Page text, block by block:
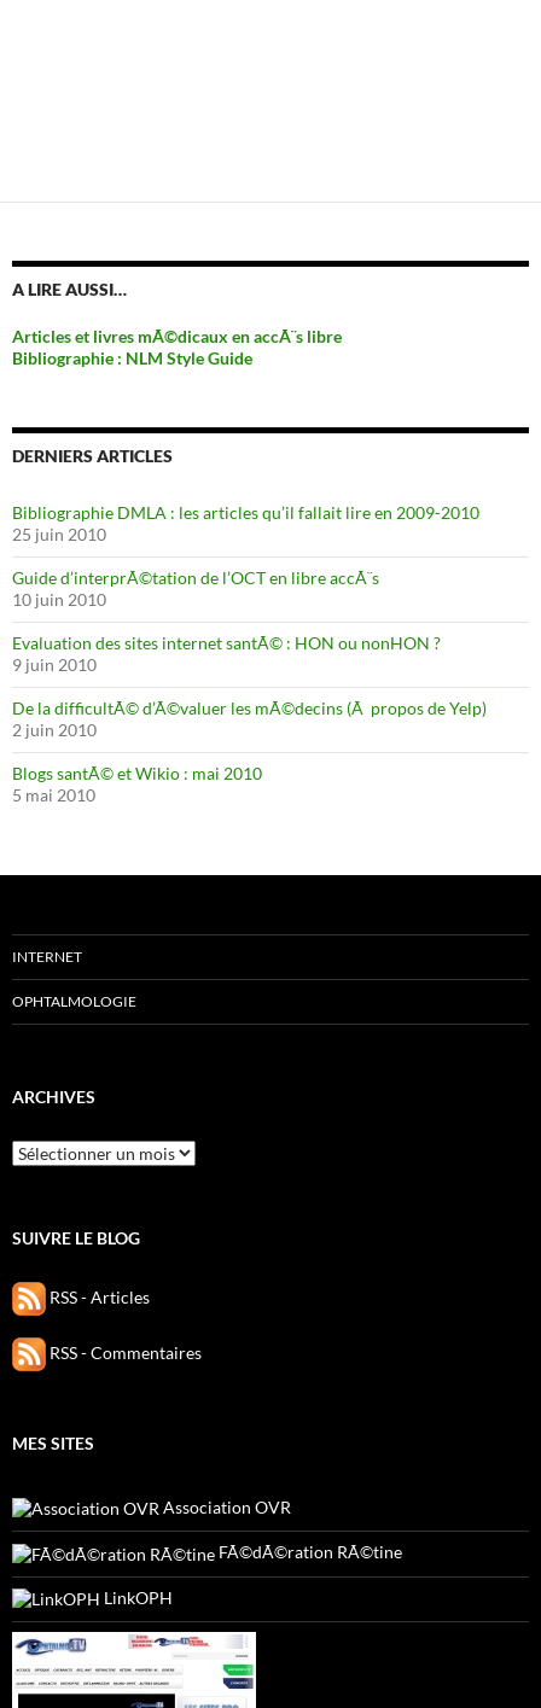
A LIRE AUSSI…
Articles et livres mÃ©dicaux en accÃ¨s libre
Bibliographie : NLM Style Guide
DERNIERS ARTICLES
Bibliographie DMLA : les articles qu’il fallait lire en 2009-2010
25 juin 2010
Guide d’interprÃ©tation de l’OCT en libre accÃ¨s
10 juin 2010
Evaluation des sites internet santÃ© : HON ou nonHON ?
9 juin 2010
De la difficultÃ© d’Ã©valuer les mÃ©decins (Ã propos de Yelp)
2 juin 2010
Blogs santÃ© et Wikio : mai 2010
5 mai 2010
INTERNET
OPHTALMOLOGIE
ARCHIVES
Archives
SUIVRE LE BLOG
RSS - Articles
RSS - Commentaires
MES SITES
Association OVR
FÃ©dÃ©ration RÃ©tine
LinkOPH